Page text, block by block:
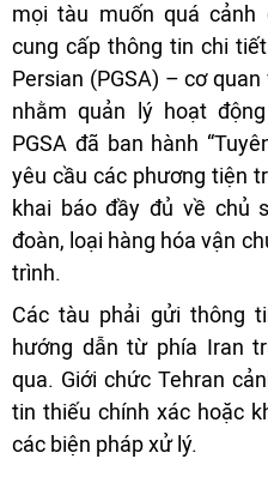
mọi tàu muốn quá cảnh
cung cấp thông tin chi
Persian (PGSA) – cơ
nhằm quản lý hoạt
PGSA đã ban hành
yêu cầu các phương tiện
khai báo đầy đủ về chủ
đoàn, loại hàng hóa vận
trình.
Các tàu phải gửi thông
hướng dẫn từ phía Iran
qua. Giới chức Tehran
tin thiếu chính xác hoặc
các biện pháp xử lý.